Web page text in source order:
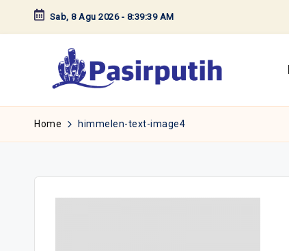
Skip
Sab, 8 Agu 2026- 8:39:39 AM
Home himmelen-text-image4